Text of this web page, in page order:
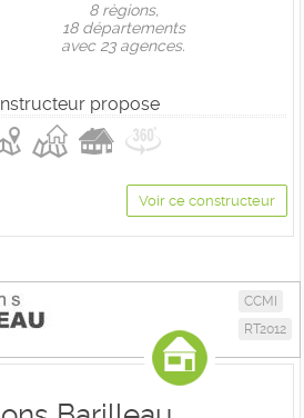
8 règions,
18 départements
avec 23 agences.
propose
Voir ce constructeur
CCMI
RT2012